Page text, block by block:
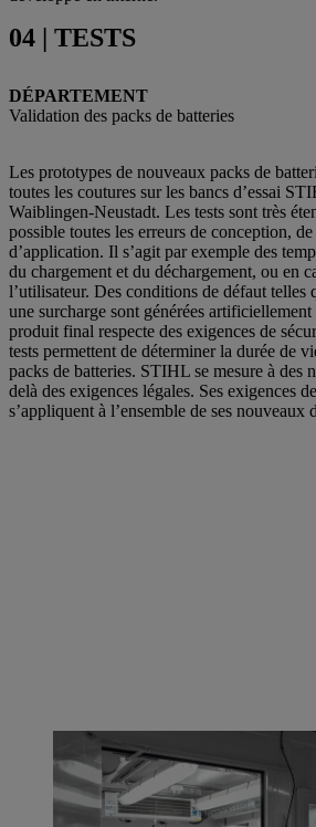
04 | TESTS
DÉPARTEMENT
Validation des packs de batteries
Les prototypes de nouveaux packs de
toutes les coutures sur les bancs d’essai
Waiblingen-Neustadt. Les tests sont très
possible toutes les erreurs de conception,
d’application. Il s’agit par exemple des
du chargement et du déchargement, ou en
l’utilisateur. Des conditions de défaut telles
une surcharge sont générées
produit final respecte des exigences de
tests permettent de déterminer la durée de
packs de batteries. STIHL se mesure à des
delà des exigences légales. Ses exigences
s’appliquent à l’ensemble de ses nouveaux